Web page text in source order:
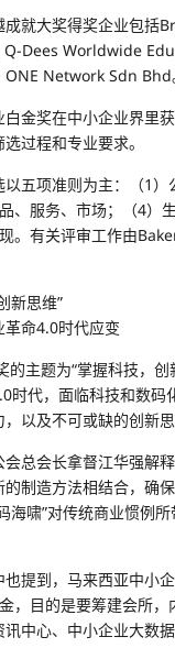
成就大奖得奖企业包括
Dees Worldwide
Network Sdn Bhd
金奖在中小企业界里获
过程和专业要求。
五项准则为主：（1）
、服务、市场；（4）
。有关评审工作由
新思维”
命4.0时代应变
的主题为“掌握科技，创
时代，面临科技和数码
以及不可或缺的创新思
总会长拿督江华强解
制造方法相结合，确
海啸”对传统商业惯例
提到，马来西亚中小
，目的是要筹建会所，
中心、中小企业大数据